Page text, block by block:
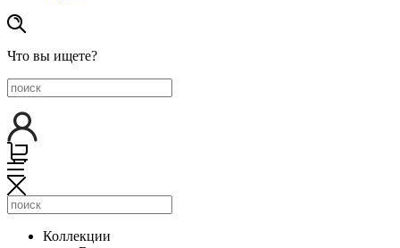
Что вы ищете?
Коллекции